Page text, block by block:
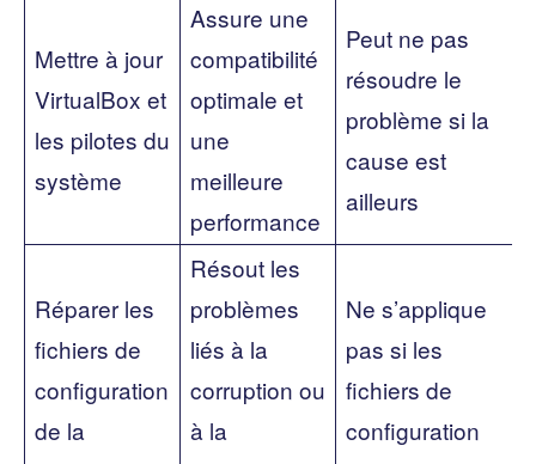
Mettre à jour
VirtualBox et
les pilotes du
système
Assure une
compatibilité
optimale et
une
meilleure
performance
Peut ne pas
résoudre le
problème si la
cause est
ailleurs
Réparer les
fichiers de
configuration
de la
Résout les
problèmes
liés à la
corruption ou
à la
Ne s’applique
pas si les
fichiers de
configuration